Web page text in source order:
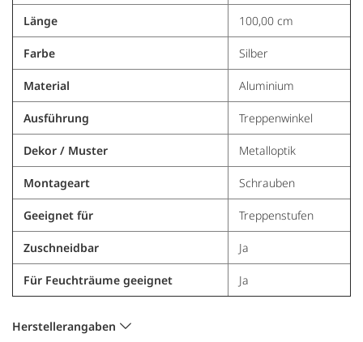
Länge 100,00 cm
Farbe Silber
Material Aluminium
Ausführung Treppenwinkel
Dekor / Muster Metalloptik
Montageart Schrauben
Geeignet für Treppenstufen
Zuschneidbar Ja
Für Feuchträume geeignet Ja
Herstellerangaben